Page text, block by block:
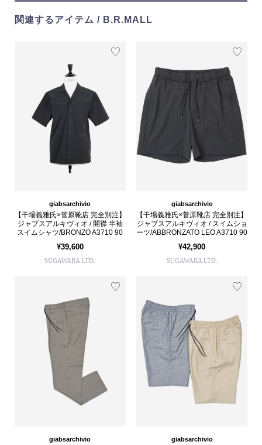
関連するアイテム / B.R.MALL
giabsarchivio
【干場義雅氏×菅原靴店 完全別注】
ジャブスアルキヴィオ / 開襟 半袖
スイムシャツ/BRONZO A3710 90
¥39,600
SUGAWARA LTD.
giabsarchivio
【干場義雅氏×菅原靴店 完全別注】
ジャブスアルキヴィオ / スイムショ
ーツ/ABBRONZATO LEO A3710 90
¥42,900
SUGAWARA LTD.
giabsarchivio giabsarchivio